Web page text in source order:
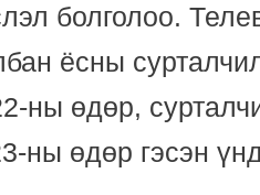
болголоо.
ёсны
ны өдөр,
ны өдөр гэсэн